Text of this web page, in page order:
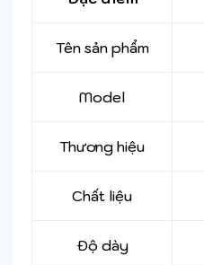
Tên sản phẩm
Model
Thương hiệu
Chất liệu
Độ dày